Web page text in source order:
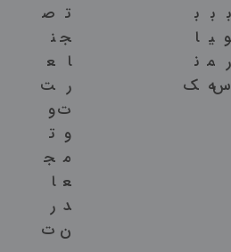
ب
و
ر
س
ب
ی
م
ه
ب
ا
ن
ک
ت
ج
ا
ر
ت
و
م
ع
د
ن
ص
ن
ع
ت
و
ت
ج
ا
ر
ت